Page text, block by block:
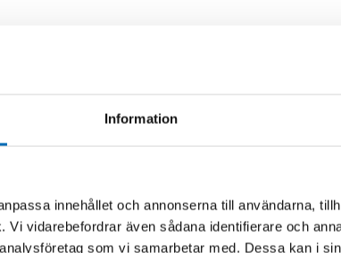
Information
innehållet och annonserna till användarna,
vidarebefordrar även sådana identifierare och
som vi samarbetar med. Dessa kan i